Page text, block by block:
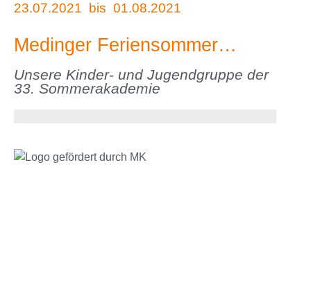
23.07.2021 bis 01.08.2021
Medinger Feriensommer…
Unsere Kinder- und Jugendgruppe der
33. Sommerakademie